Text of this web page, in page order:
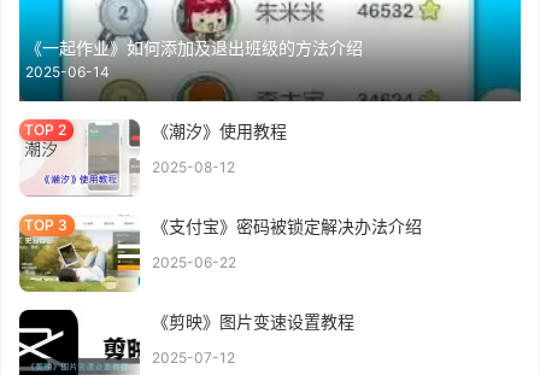
《一起作业》如何添加及退出班级的方法介绍
2025-06-14
《潮汐》使用教程
2025-08-12
《支付宝》密码被锁定解决办法介绍
2025-06-22
《剪映》图片变速设置教程
2025-07-12